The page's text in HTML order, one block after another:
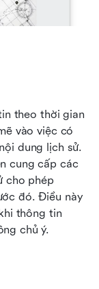
theo thời gian
vào việc có
dung lịch sử.
cung cấp các
cho phép
đó. Điều này
thông tin
chủ ý.